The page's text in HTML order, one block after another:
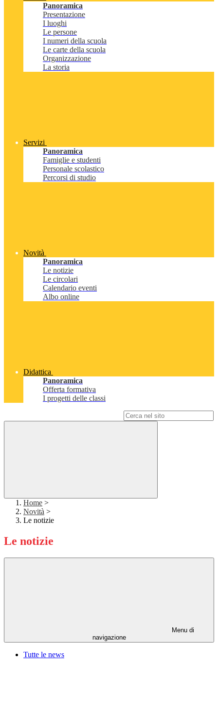
Panoramica
Presentazione
I luoghi
Le persone
I numeri della scuola
Le carte della scuola
Organizzazione
La storia
Servizi
Panoramica
Famiglie e studenti
Personale scolastico
Percorsi di studio
Novità
Panoramica
Le notizie
Le circolari
Calendario eventi
Albo online
Didattica
Panoramica
Offerta formativa
I progetti delle classi
Home >
Novità >
Le notizie
Le notizie
Menu di
navigazione
Tutte le news